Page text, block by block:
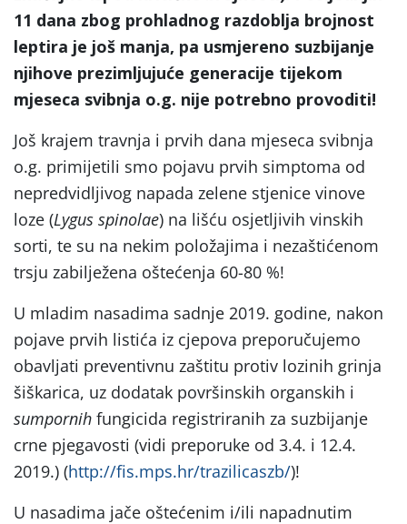
11 dana zbog prohladnog razdoblja brojnost
leptira je još manja, pa usmjereno suzbijanje
njihove prezimljujuće generacije tijekom
mjeseca svibnja o.g. nije potrebno provoditi!
Još krajem travnja i prvih dana mjeseca svibnja
o.g. primijetili smo pojavu prvih simptoma od
nepredvidljivog napada zelene stjenice vinove
loze (Lygus spinolae) na lišću osjetljivih vinskih
sorti, te su na nekim položajima i nezaštićenom
trsju zabilježena oštećenja 60-80 %!
U mladim nasadima sadnje 2019. godine, nakon
pojave prvih listića iz cjepova preporučujemo
obavljati preventivnu zaštitu protiv lozinih grinja
šiškarica, uz dodatak površinskih organskih i
sumpornih fungicida registriranih za suzbijanje
crne pjegavosti (vidi preporuke od 3.4. i 12.4.
2019.) (http://fis.mps.hr/trazilicaszb/)!
U nasadima jače oštećenim i/ili napadnutim